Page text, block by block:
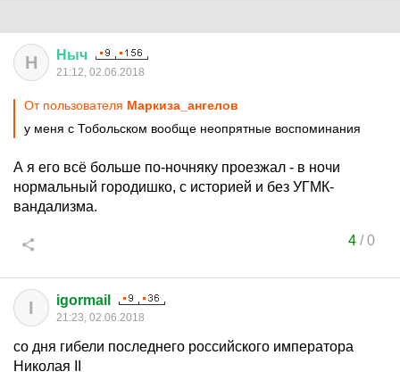
Н Ныч
21:12, 02.06.2018
От пользователя Маркиза_ангелов
у меня с Тобольском вообще неопрятные воспоминания
А я его всё больше по-ночняку проезжал - в ночи
нормальный городишко, с историей и без УГМК-
вандализма.
4/0
I igormail
21:23, 02.06.2018
со дня гибели последнего российского императора
Николая II